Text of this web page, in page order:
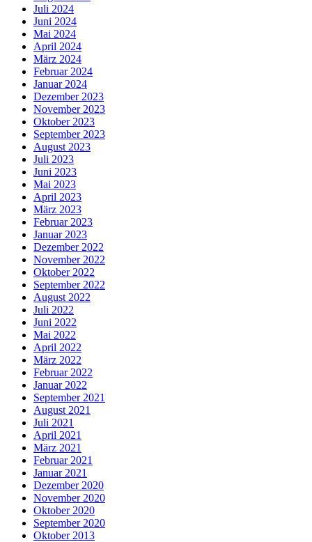
Juli 2024
Juni 2024
Mai 2024
April 2024
März 2024
Februar 2024
Januar 2024
Dezember 2023
November 2023
Oktober 2023
September 2023
August 2023
Juli 2023
Juni 2023
Mai 2023
April 2023
März 2023
Februar 2023
Januar 2023
Dezember 2022
November 2022
Oktober 2022
September 2022
August 2022
Juli 2022
Juni 2022
Mai 2022
April 2022
März 2022
Februar 2022
Januar 2022
September 2021
August 2021
Juli 2021
April 2021
März 2021
Februar 2021
Januar 2021
Dezember 2020
November 2020
Oktober 2020
September 2020
Oktober 2013